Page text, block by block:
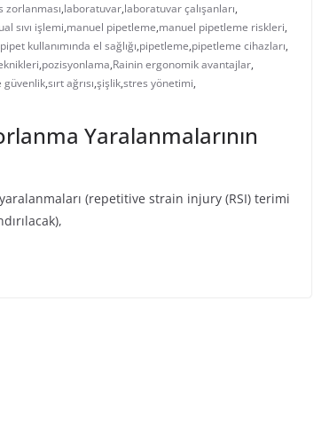
zorlanması,laboratuvar,laboratuvar çalışanları,
sıvı işlemi,manuel pipetleme,manuel pipetleme riskleri,
pipet kullanımında el sağlığı,pipetleme,pipetleme cihazları,
,pozisyonlama,Rainin ergonomik avantajlar,
güvenlik,sırt ağrısı,şişlik,stres yönetimi,
Yaralanmalarının
(repetitive strain injury (RSI) terimi